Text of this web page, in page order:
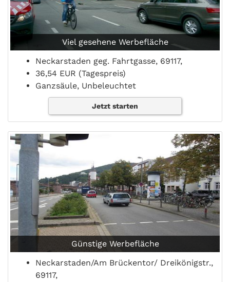
Viel gesehene Werbefläche
Neckarstaden geg. Fahrtgasse, 69117,
36,54 EUR (Tagespreis)
Ganzsäule, Unbeleuchtet
Jetzt starten
Günstige Werbefläche
Neckarstaden/Am Brückentor/ Dreikönigstr.,
69117,